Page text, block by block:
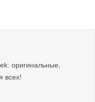
оригинальные,
всех!